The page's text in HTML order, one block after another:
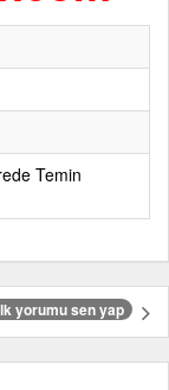
Temin
yorumu sen yap